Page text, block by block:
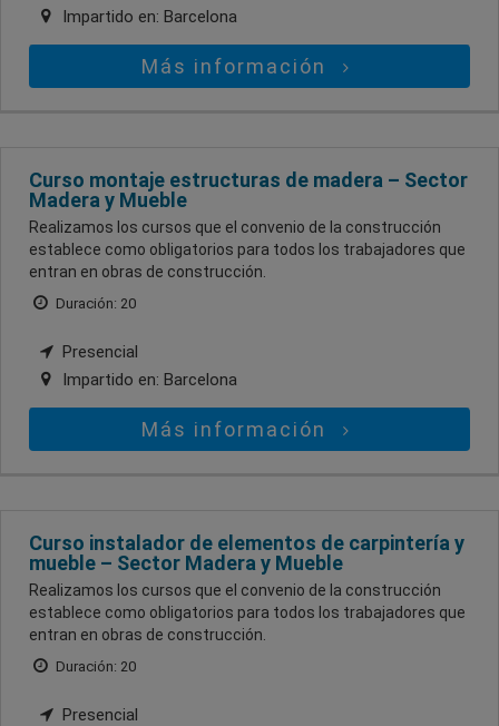
Impartido en: Barcelona
Más información
Curso montaje estructuras de madera – Sector
Madera y Mueble
Realizamos los cursos que el convenio de la construcción
establece como obligatorios para todos los trabajadores que
entran en obras de construcción.
Duración: 20
Presencial
Impartido en: Barcelona
Más información
Curso instalador de elementos de carpintería y
mueble – Sector Madera y Mueble
Realizamos los cursos que el convenio de la construcción
establece como obligatorios para todos los trabajadores que
entran en obras de construcción.
Duración: 20
Presencial